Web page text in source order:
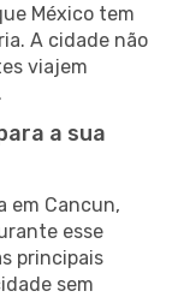
México tem
A cidade não
viajem
a sua
em Cancun,
esse
principais
sem